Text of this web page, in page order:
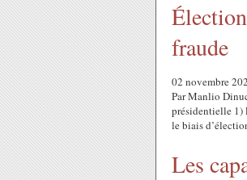
fraude
02 novembre
Par Manlio
présidentielle 1)
le biais
Les